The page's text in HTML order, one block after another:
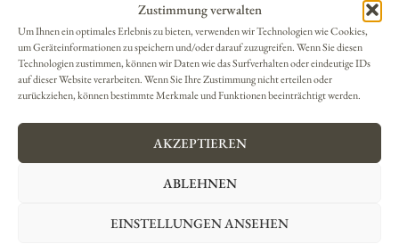
Zustimmung verwalten
Um Ihnen ein optimales Erlebnis zu bieten, verwenden wir Technologien wie Cookies,
um Geräteinformationen zu speichern und/oder darauf zuzugreifen. Wenn Sie diesen
Technologien zustimmen, können wir Daten wie das Surfverhalten oder eindeutige IDs
auf dieser Website verarbeiten. Wenn Sie Ihre Zustimmung nicht erteilen oder
zurückziehen, können bestimmte Merkmale und Funktionen beeinträchtigt werden.
AKZEPTIEREN
ABLEHNEN
EINSTELLUNGEN ANSEHEN
Unser Katalog
TANSANIA
KLASSISCHES TANSANIA